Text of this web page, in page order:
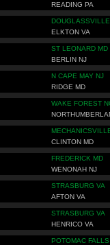
READING PA
ELKTON VA
ST LEONARD MD
BERLIN NJ
N CAPE MAY NJ
RIDGE MD
WAKE FOREST
CLINTON MD
FREDERICK MD
WENONAH NJ
STRASBURG VA
AFTON VA
STRASBURG VA
HENRICO VA
POTOMAC